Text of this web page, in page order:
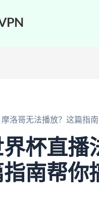
洛哥无法播放？这篇指
杯直播
南帮你